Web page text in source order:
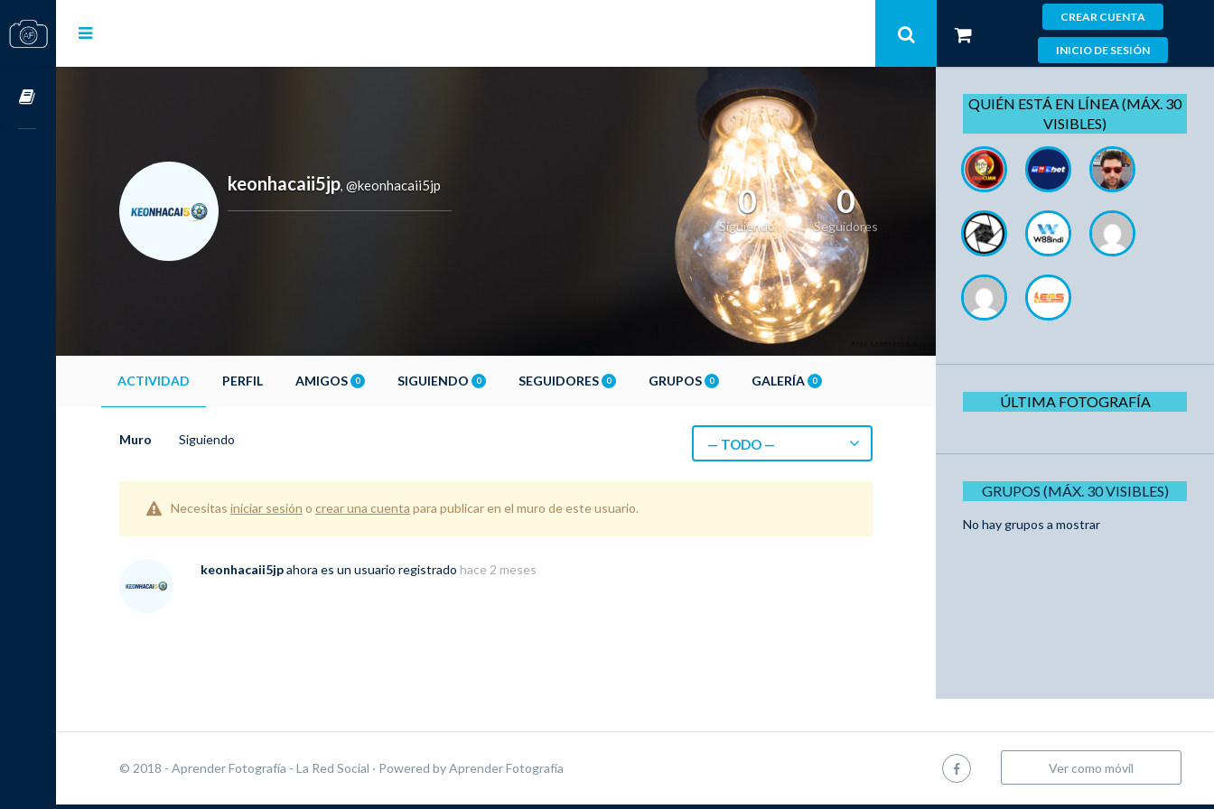
CREAR CUENTA
INICIO DE SESIÓN
keonhacaii5jp, @keonhacaii5jp 0
Siguiendo
0
Seguidores
ACTIVIDAD PERFIL AMIGOS 0 SIGUIENDO 0 SEGUIDORES 0 GRUPOS 0 GALERÍA 0
Muro Siguiendo — TODO —
Necesitas iniciar sesión o crear una cuenta para publicar en el muro de este usuario.
keonhacaii5jpahora es un usuario registrado hace 2 meses
QUIÉN ESTÁ EN LÍNEA (MÁX. 30
VISIBLES)
ÚLTIMA FOTOGRAFÍA
GRUPOS (MÁX. 30 VISIBLES)
No hay grupos a mostrar
© 2018 - Aprender Fotografía - La Red Social · Powered byAprender Fotografía